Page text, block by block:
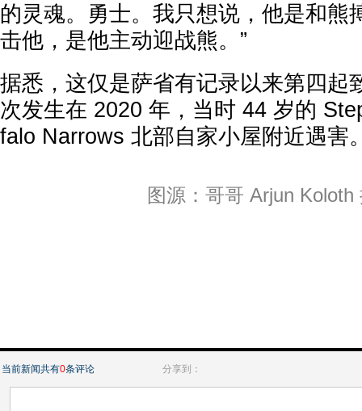
的灵魂。勇士。我只想说，他是和熊
击他，是他主动迎战熊。”
据悉，这仅是萨省有记录以来第四起
次发生在 2020 年，当时 44 岁的
falo Narrows 北部自家小屋附近遇害
图源：哥哥 Arjun Koloth
当前新闻共有0条评论 分享到：